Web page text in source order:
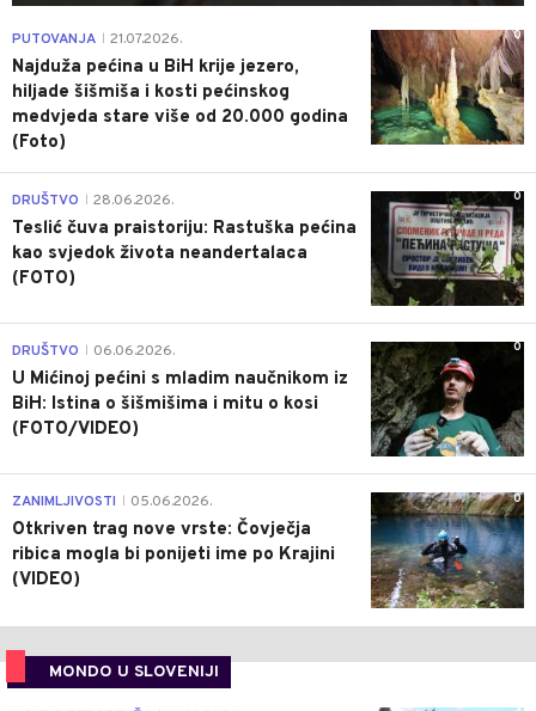
0
PUTOVANJA 21.07.2026.
Najduža pećina u BiH krije jezero,
hiljade šišmiša i kosti pećinskog
medvjeda stare više od 20.000 godina
(Foto)
0
DRUŠTVO 28.06.2026.
Teslić čuva praistoriju: Rastuška pećina
kao svjedok života neandertalaca
(FOTO)
0
DRUŠTVO 06.06.2026.
U Mićinoj pećini s mladim naučnikom iz
BiH: Istina o šišmišima i mitu o kosi
(FOTO/VIDEO)
0
ZANIMLJIVOSTI 05.06.2026.
Otkriven trag nove vrste: Čovječja
ribica mogla bi ponijeti ime po Krajini
(VIDEO)
MONDO U SLOVENIJI